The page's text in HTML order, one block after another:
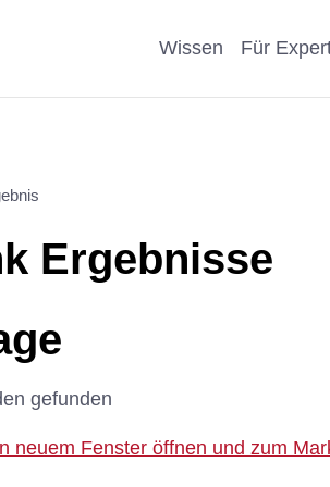
Wissen
Wissenschaftliche
Für
Als Förderer/Förderin
spenden
Ergebnisse
gefunden
neuem Fenster öffnen und zum